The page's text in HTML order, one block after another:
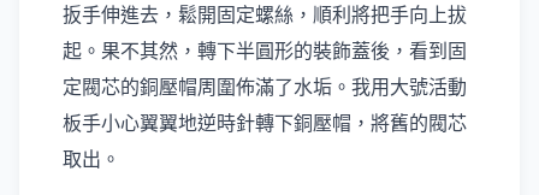
扳手伸進去，鬆開固定螺絲，順利將把手向上拔
起。果不其然，轉下半圓形的裝飾蓋後，看到固
定閥芯的銅壓帽周圍佈滿了水垢。我用大號活動
板手小心翼翼地逆時針轉下銅壓帽，將舊的閥芯
取出。